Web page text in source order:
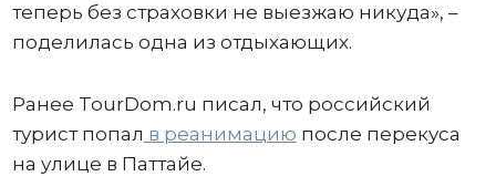
теперь без страховки не выезжаю никуда», –
поделилась одна из отдыхающих.
Ранее TourDom.ru писал, что российский
турист попал в реанимацию после перекуса
на улице в Паттайе.